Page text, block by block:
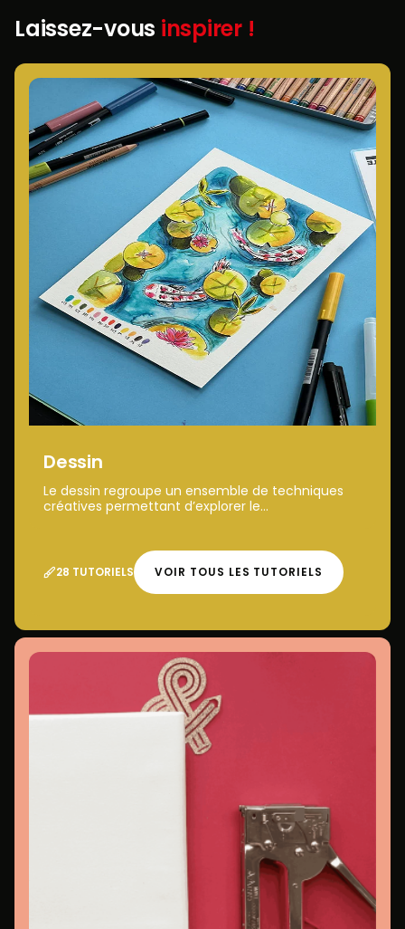
Laissez-vous inspirer !
Dessin
Le dessin regroupe un ensemble de techniques
créatives permettant d’explorer le...
28 TUTORIELS VOIR TOUS LES TUTORIELS